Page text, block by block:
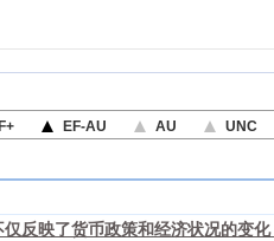
反映了货币政策和经济状况的变